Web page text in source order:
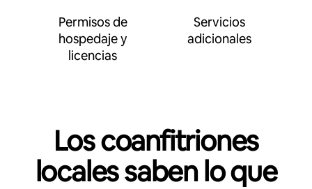
Permisos de
hospedaje y
licencias
Servicios
adicionales
Los coanfitriones
locales saben lo que